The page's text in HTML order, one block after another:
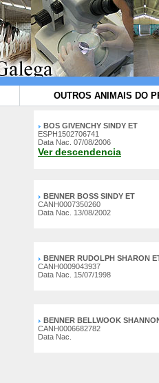
OUTROS ANIMAIS DO
BOS GIVENCHY SINDY ET
ESPH1502706741
Data Nac. 07/08/2006
Ver descendencia
BENNER BOSS SINDY ET
CANH0007350260
Data Nac. 13/08/2002
BENNER RUDOLPH SHARON
CANH0009043937
Data Nac. 15/07/1998
BENNER BELLWOOK
CANH0006682782
Data Nac.